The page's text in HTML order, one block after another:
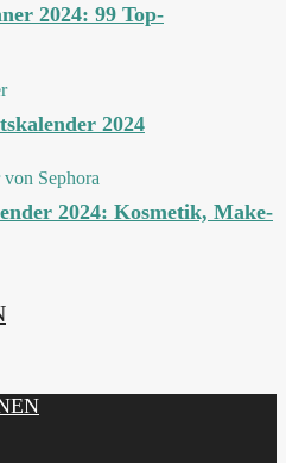
2024: 99 Top-
2024
2024: Kosmetik, Make-